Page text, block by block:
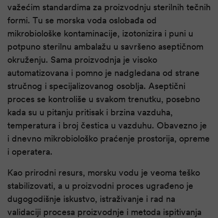
važećim standardima za proizvodnju sterilnih tečnih
formi. Tu se morska voda oslobađa od
mikrobiološke kontaminacije, izotonizira i puni u
potpuno sterilnu ambalažu u savršeno aseptičnom
okruženju. Sama proizvodnja je visoko
automatizovana i pomno je nadgledana od strane
stručnog i specijalizovanog osoblja. Aseptični
proces se kontroliše u svakom trenutku, posebno
kada su u pitanju pritisak i brzina vazduha,
temperatura i broj čestica u vazduhu. Obavezno je
i dnevno mikrobiološko praćenje prostorija, opreme
i operatera.
Kao prirodni resurs, morsku vodu je veoma teško
stabilizovati, a u proizvodni proces ugrađeno je
dugogodišnje iskustvo, istraživanje i rad na
validaciji procesa proizvodnje i metoda ispitivanja